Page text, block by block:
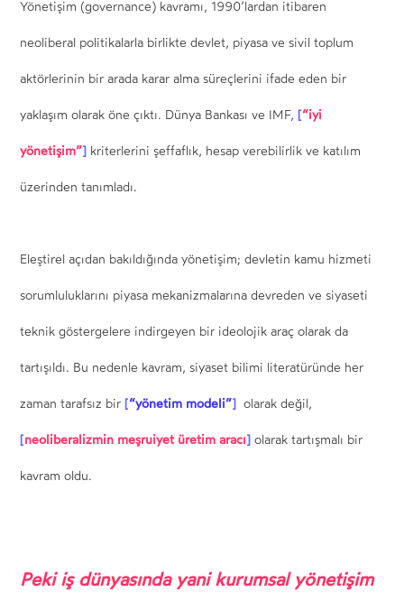
Yönetişim (governance) kavramı, 1990’lardan itibaren
neoliberal politikalarla birlikte devlet, piyasa ve sivil toplum
aktörlerinin bir arada karar alma süreçlerini ifade eden bir
yaklaşım olarak öne çıktı. Dünya Bankası ve IMF, [“iyi
yönetişim”] kriterlerini şeffaflık, hesap verebilirlik ve katılım
üzerinden tanımladı.
Eleştirel açıdan bakıldığında yönetişim; devletin kamu hizmeti
sorumluluklarını piyasa mekanizmalarına devreden ve siyaseti
teknik göstergelere indirgeyen bir ideolojik araç olarak da
tartışıldı. Bu nedenle kavram, siyaset bilimi literatüründe her
zaman tarafsız bir [“yönetim modeli”] olarak değil,
[neoliberalizmin meşruiyet üretim aracı] olarak tartışmalı bir
kavram oldu.
Peki iş dünyasında yani kurumsal yönetişim